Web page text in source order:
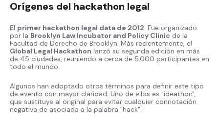
Orígenes del hackathon legal
El primer hackathon legal data de 2012 . Fue organizado
por la Brooklyn Law Incubator and Policy Clinic de la
Facultad de Derecho de Brooklyn. Más recientemente, el
Global Legal Hackathon lanzó su segunda edición en más
de 45 ciudades, reuniendo a cerca de 5.000 participantes en
todo el mundo.
Algunos han adoptado otros términos para definir este tipo
de evento con mayor claridad. Uno de ellos es "ideathon",
que sustituye al original para evitar cualquier connotación
negativa de asociada a la palabra "hack".